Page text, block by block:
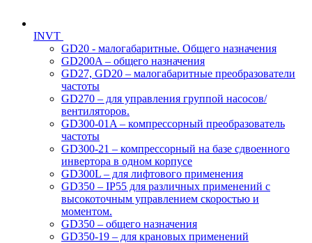
INVT
GD20 - малогабаритные. Общего назначения
GD200A – общего назначения
GD27, GD20 – малогабаритные преобразователи
частоты
GD270 – для управления группой насосов/
вентиляторов.
GD300-01A – компрессорный преобразователь
частоты
GD300-21 – компрессорный на базе сдвоенного
инвертора в одном корпусе
GD300L – для лифтового применения
GD350 – IP55 для различных применений с
высокоточным управлением скоростью и
моментом.
GD350 – общего назначения
GD350-19 – для крановых применений